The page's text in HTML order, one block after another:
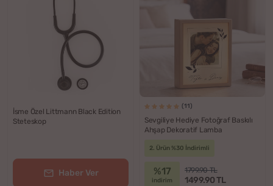
İsme Özel Littmann Black Edition
Steteskop
Haber Ver
(11)
Sevgiliye Hediye Fotoğraf Baskılı
Ahşap Dekoratif Lamba
2. Ürün %30 İndirimli
%17
indirim
1799.90 TL
1499.90 TL